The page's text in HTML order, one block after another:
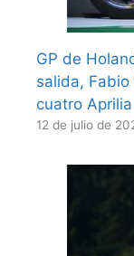
GP de
salida, Fabio
cuatro
12 de julio de